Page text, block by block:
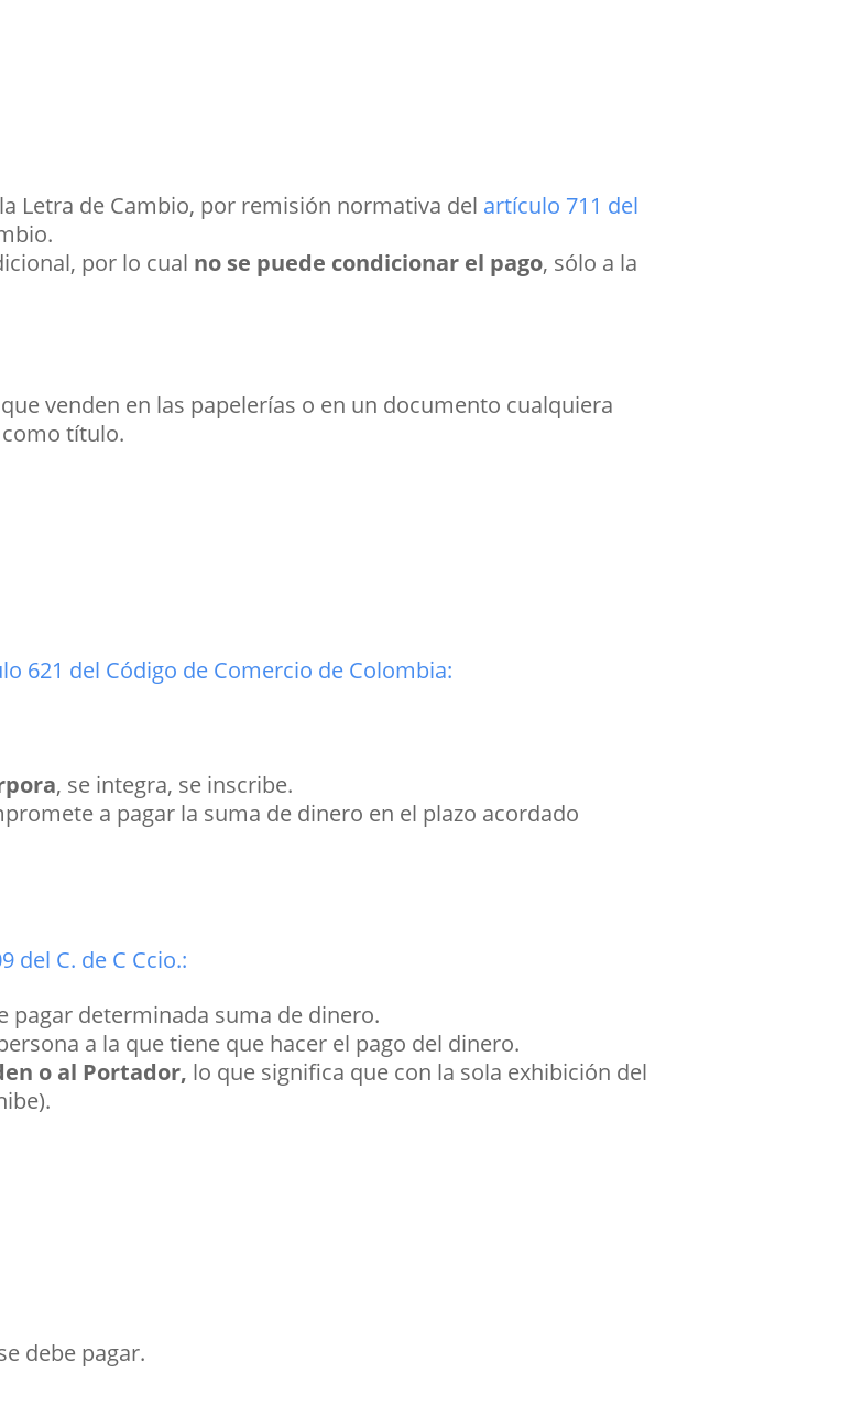
Letra de Cambio, por remisión normativa del artículo 711 del
por lo cual no se puede condicionar el pago, sólo a la
venden en las papelerías o en un documento cualquiera
como título.
621 del Código de Comercio de Colombia:
, se integra, se inscribe.
a pagar la suma de dinero en el plazo acordado
del C. de C Ccio.:
pagar determinada suma de dinero.
a la que tiene que hacer el pago del dinero.
o al Portador, lo que significa que con la sola exhibición del
debe pagar.